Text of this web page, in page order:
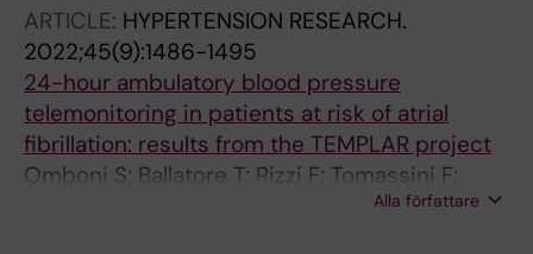
ARTICLE: HYPERTENSION RESEARCH.
2022;45(9):1486-1495
24-hour ambulatory blood pressure
telemonitoring in patients at risk of atrial
fibrillation: results from the TEMPLAR project
Omboni S; Ballatore T; Rizzi F; Tomassini F;
Campolo L; Panzeri E; Lundwall K; Kahan T
Alla författare